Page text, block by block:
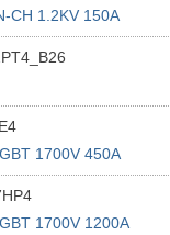
CH 1.2KV 150A
1700V 450A
1700V 1200A